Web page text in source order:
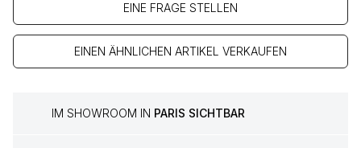
EINE FRAGE STELLEN
EINEN ÄHNLICHEN ARTIKEL VERKAUFEN
IM SHOWROOM IN PARIS SICHTBAR